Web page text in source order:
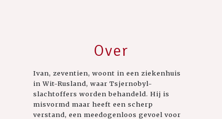
Over
Ivan, zeventien, woont in een ziekenhuis
in Wit-Rusland, waar Tsjernobyl-
slachtoffers worden behandeld. Hij is
misvormd maar heeft een scherp
verstand, een meedogenloos gevoel voor